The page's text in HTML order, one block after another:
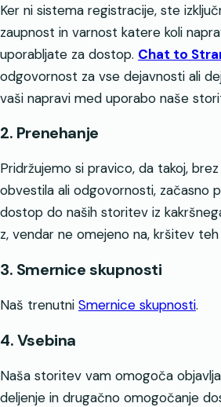
Ker ni sistema registracije, ste
zaupnost in varnost katere koli
uporabljate za dostop. Chat to
odgovornost za vse dejavnosti ali
vaši napravi med uporabo naše
2. Prenehanje
Pridržujemo si pravico, da takoj,
obvestila ali odgovornosti, začasno
dostop do naših storitev iz
z, vendar ne omejeno na, kršitev
3. Smernice skupnosti
Naš trenutni Smernice skupnosti.
4. Vsebina
Naša storitev vam omogoča
deljenje in drugačno omogočanje